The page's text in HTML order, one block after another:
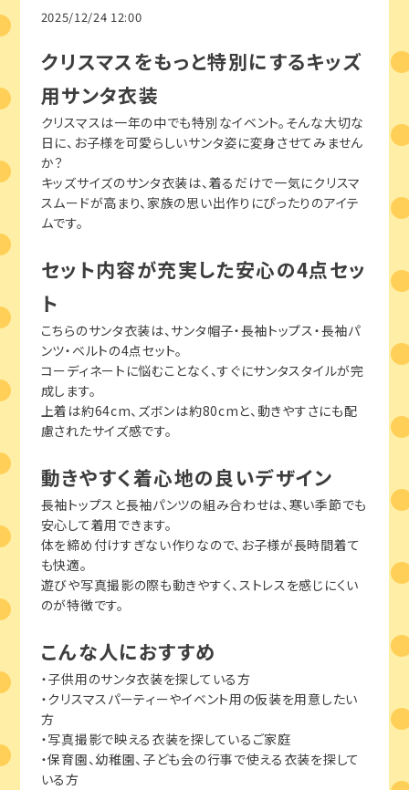
2025/12/24 12:00
クリスマスをもっと特別にするキッズ
用サンタ衣装
クリスマスは一年の中でも特別なイベント。そんな大切な
日に、お子様を可愛らしいサンタ姿に変身させてみません
か？
キッズサイズのサンタ衣装は、着るだけで一気にクリスマ
スムードが高まり、家族の思い出作りにぴったりのアイテ
ムです。
セット内容が充実した安心の4点セッ
ト
こちらのサンタ衣装は、サンタ帽子・長袖トップス・長袖パ
ンツ・ベルトの4点セット。
コーディネートに悩むことなく、すぐにサンタスタイルが完
成します。
上着は約64cm、ズボンは約80cmと、動きやすさにも配
慮されたサイズ感です。
動きやすく着心地の良いデザイン
長袖トップスと長袖パンツの組み合わせは、寒い季節でも
安心して着用できます。
体を締め付けすぎない作りなので、お子様が長時間着て
も快適。
遊びや写真撮影の際も動きやすく、ストレスを感じにくい
のが特徴です。
こんな人におすすめ
・子供用のサンタ衣装を探している方
・クリスマスパーティーやイベント用の仮装を用意したい
方
・写真撮影で映える衣装を探しているご家庭
・保育園、幼稚園、子ども会の行事で使える衣装を探して
いる方